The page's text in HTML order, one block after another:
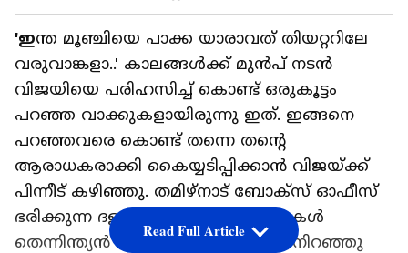
'ഇന്ത മൂഞ്ചിയെ പാക്ക യാരാവത് തിയറ്ററിലേ
വരുവാങ്കളാ..' കാലങ്ങൾക്ക് മുൻപ് നടൻ
വിജയിയെ പരിഹസിച്ച് കൊണ്ട് ഒരുകൂട്ടം
പറഞ്ഞ വാക്കുകളായിരുന്നു ഇത്. ഇങ്ങനെ
പറഞ്ഞവരെ കൊണ്ട് തന്നെ തന്റെ
ആരാധകരാക്കി കൈയ്യടിപ്പിക്കാൻ വിജയ്ക്ക്
പിന്നീട് കഴിഞ്ഞു. തമിഴ്നാട് ബോക്സ് ഓഫീസ്
ഭരിക്കുന്ന ദളപതിയായി പതിറ്റാണ്ടുകൾ
തെന്നിന്ത്യൻ സിനിമയിൽ അദ്ദേഹം നിറഞ്ഞു
Read Full Article